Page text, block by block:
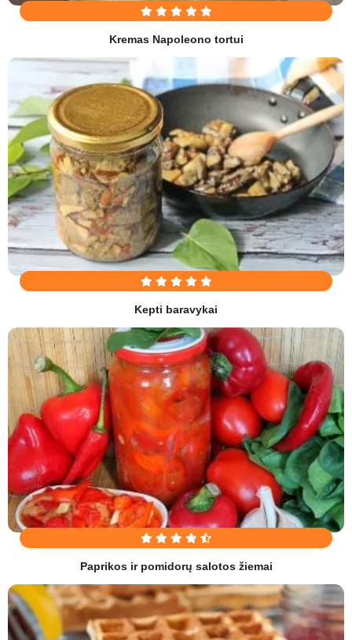
Kremas Napoleono tortui
Kepti baravykai
Paprikos ir pomidorų salotos žiemai